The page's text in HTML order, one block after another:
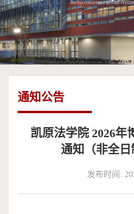
况
建
设
资
队
人
才
学
通知公告
凯原法学院 2026年
通知（非全日
发布时间: